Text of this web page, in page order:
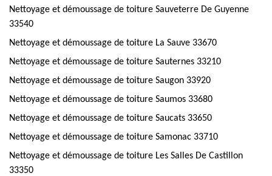
Nettoyage et démoussage de toiture Sauveterre De Guyenne
33540
Nettoyage et démoussage de toiture La Sauve 33670
Nettoyage et démoussage de toiture Sauternes 33210
Nettoyage et démoussage de toiture Saugon 33920
Nettoyage et démoussage de toiture Saumos 33680
Nettoyage et démoussage de toiture Saucats 33650
Nettoyage et démoussage de toiture Samonac 33710
Nettoyage et démoussage de toiture Les Salles De Castillon
33350